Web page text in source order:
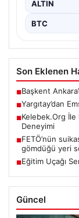
ALTIN
BTC
Son Eklenen
■Başkent
■Yargıtay’dan
■Kelebek.Org İle
Deneyimi
■FETÖ’nün
gömdüğü yeri
■Eğitim Uçağı
Güncel